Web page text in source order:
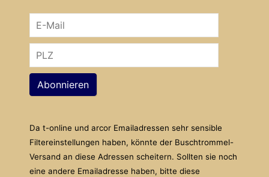
Abonnieren
Da t-online und arcor Emailadressen sehr sensible
Filtereinstellungen haben, könnte der Buschtrommel-
Versand an diese Adressen scheitern. Sollten sie noch
eine andere Emailadresse haben, bitte diese